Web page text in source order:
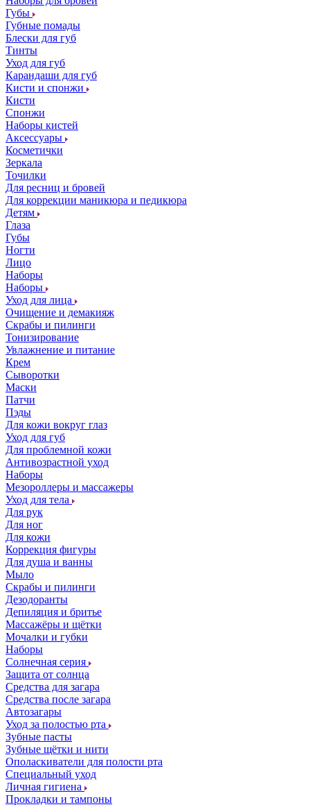
Губы
Губные помады
Блески для губ
Тинты
Уход для губ
Карандаши для губ
Кисти и спонжи
Кисти
Спонжи
Наборы кистей
Аксессуары
Косметички
Зеркала
Точилки
Для ресниц и бровей
Для коррекции маникюра и педикюра
Детям
Глаза
Губы
Ногти
Лицо
Наборы
Наборы
Уход для лица
Очищение и демакияж
Скрабы и пилинги
Тонизирование
Увлажнение и питание
Крем
Сыворотки
Маски
Патчи
Пэды
Для кожи вокруг глаз
Уход для губ
Для проблемной кожи
Антивозрастной уход
Наборы
Мезороллеры и массажеры
Уход для тела
Для рук
Для ног
Для кожи
Коррекция фигуры
Для душа и ванны
Мыло
Скрабы и пилинги
Дезодоранты
Депиляция и бритье
Массажёры и щётки
Мочалки и губки
Наборы
Солнечная серия
Защита от солнца
Средства для загара
Средства после загара
Автозагары
Уход за полостью рта
Зубные пасты
Зубные щётки и нити
Ополаскиватели для полости рта
Специальный уход
Личная гигиена
Прокладки и тампоны